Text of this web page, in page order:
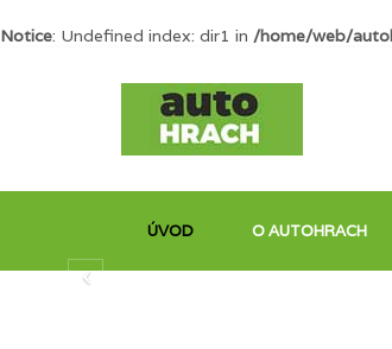
Notice: Undefined index: dir1 in /home/web/
ÚVOD O AUTOHRACH